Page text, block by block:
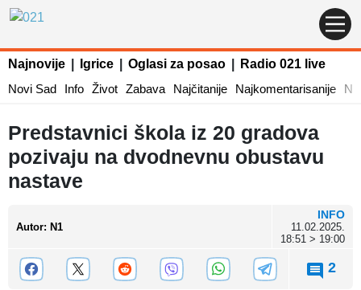
Najnovije Igrice Oglasi za posao
Radio 021 live
Novi Sad
Info Život Zabava Najčitanije Najkomentarisanije
Predstavnici škola iz 20 gradova
pozivaju na dvodnevnu obustavu
nastave
Autor: N1
INFO
11.02.2025.
18:51 > 19:00
2